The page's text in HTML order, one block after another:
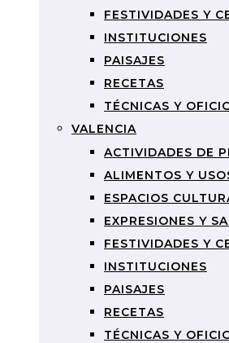
FESTIVIDADES Y
INSTITUCIONES
PAISAJES
RECETAS
TÉCNICAS Y
VALENCIA
ACTIVIDADES DE
ALIMENTOS Y
ESPACIOS
EXPRESIONES Y
FESTIVIDADES Y
INSTITUCIONES
PAISAJES
RECETAS
TÉCNICAS Y